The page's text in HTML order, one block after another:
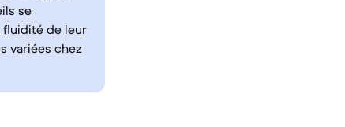
se
fluidité de leur
variées chez